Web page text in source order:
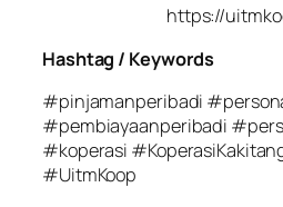
https://
Hashtag / Keywords
#pinjamanperibadi
#pembiayaanperibadi
#koperasi
#UitmKoop